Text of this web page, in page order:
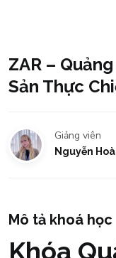
ZAR –
Sản Thực
Giảng viên
Nguyễn
Mô tả khoá học
Khóa